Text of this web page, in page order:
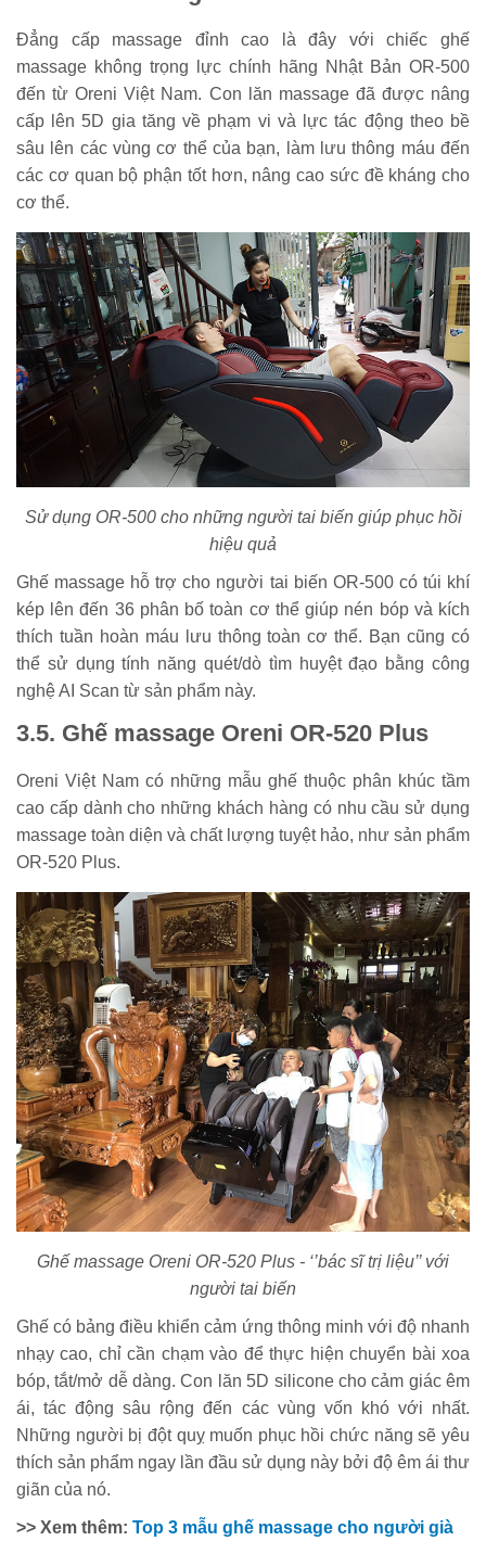
Đẳng cấp massage đỉnh cao là đây với chiếc ghế
massage không trọng lực chính hãng Nhật Bản OR-500
đến từ Oreni Việt Nam. Con lăn massage đã được nâng
cấp lên 5D gia tăng về phạm vi và lực tác động theo bề
sâu lên các vùng cơ thể của bạn, làm lưu thông máu đến
các cơ quan bộ phận tốt hơn, nâng cao sức đề kháng cho
cơ thể.
Sử dụng OR-500 cho những người tai biến giúp phục hồi
hiệu quả
Ghế massage hỗ trợ cho người tai biến OR-500 có túi khí
kép lên đến 36 phân bố toàn cơ thể giúp nén bóp và kích
thích tuần hoàn máu lưu thông toàn cơ thể. Bạn cũng có
thể sử dụng tính năng quét/dò tìm huyệt đạo bằng công
nghệ AI Scan từ sản phẩm này.
3.5. Ghế massage Oreni OR-520 Plus
Oreni Việt Nam có những mẫu ghế thuộc phân khúc tầm
cao cấp dành cho những khách hàng có nhu cầu sử dụng
massage toàn diện và chất lượng tuyệt hảo, như sản phẩm
OR-520 Plus.
Ghế massage Oreni OR-520 Plus - ‘’bác sĩ trị liệu’’ với
người tai biến
Ghế có bảng điều khiển cảm ứng thông minh với độ nhanh
nhạy cao, chỉ cần chạm vào để thực hiện chuyển bài xoa
bóp, tắt/mở dễ dàng. Con lăn 5D silicone cho cảm giác êm
ái, tác động sâu rộng đến các vùng vốn khó với nhất.
Những người bị đột quỵ muốn phục hồi chức năng sẽ yêu
thích sản phẩm ngay lần đầu sử dụng này bởi độ êm ái thư
giãn của nó.
>> Xem thêm: Top 3 mẫu ghế massage cho người già